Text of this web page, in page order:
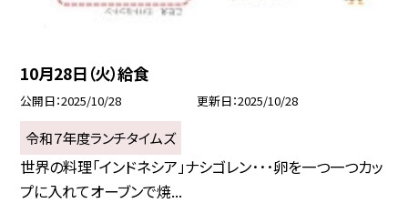
10月28日（火）給食
公開日 2025/10/28 更新日 2025/10/28
令和７年度ランチタイムズ
世界の料理「インドネシア」ナシゴレン･･･卵を一つ一つカッ
プに入れてオーブンで焼...